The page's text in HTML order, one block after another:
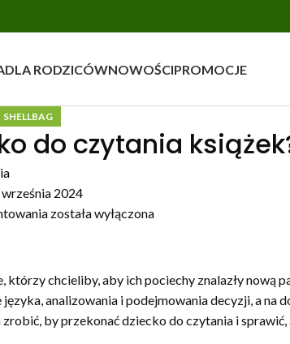
DLA RODZICÓWNOWOŚCIPROMOCJE
SHELLBAG
do czytania
2024
została wyłączona
chcieliby, aby ich pociechy znalazły nową
analizowania i podejmowania decyzji, a
by przekonać dziecko do czytania i